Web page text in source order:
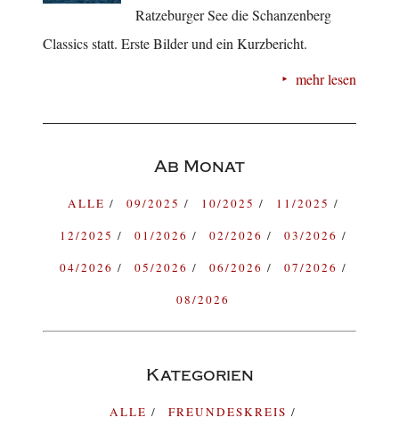
Ratzeburger See die Schanzenberg
Classics statt. Erste Bilder und ein Kurzbericht.
mehr lesen
Ab Monat
ALLE 09/2025 10/2025
11/2025
12/2025
01/2026 02/2026
03/2026
04/2026
05/2026 06/2026
07/2026
08/2026
Kategorien
ALLE
FREUNDESKREIS